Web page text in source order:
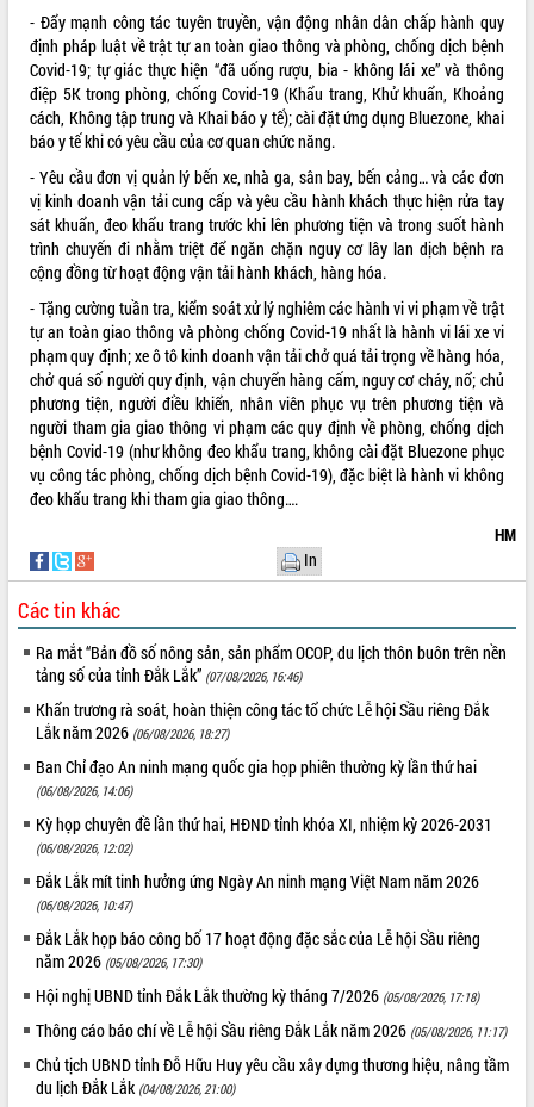
VIDEO
Không có file video nào để phát.
ALBUM ẢNH
LIÊN KẾT WEB
Hôm nay: 23494
Tất cả: 66036234
- Đẩy mạnh công tác tuyên truyền, vận động nhân dân chấp hành quy
định pháp luật về trật tự an toàn giao thông và phòng, chống dịch bệnh
Covid-19; tự giác thực hiện “đã uống rượu, bia - không lái xe” và thông
điệp 5K trong phòng, chống Covid-19 (Khẩu trang, Khử khuẩn, Khoảng
cách, Không tập trung và Khai báo y tế); cài đặt ứng dụng Bluezone, khai
báo y tế khi có yêu cầu của cơ quan chức năng.
- Yêu cầu đơn vị quản lý bến xe, nhà ga, sân bay, bến cảng… và các đơn
vị kinh doanh vận tải cung cấp và yêu cầu hành khách thực hiện rửa tay
sát khuẩn, đeo khẩu trang trước khi lên phương tiện và trong suốt hành
trình chuyến đi nhằm triệt để ngăn chặn nguy cơ lây lan dịch bệnh ra
cộng đồng từ hoạt động vận tải hành khách, hàng hóa.
- Tặng cường tuần tra, kiểm soát xử lý nghiêm các hành vi vi phạm về trật
tự an toàn giao thông và phòng chống Covid-19 nhất là hành vi lái xe vi
phạm quy định; xe ô tô kinh doanh vận tải chở quá tải trọng về hàng hóa,
chở quá số người quy định, vận chuyển hàng cấm, nguy cơ cháy, nổ; chủ
phương tiện, người điều khiển, nhân viên phục vụ trên phương tiện và
người tham gia giao thông vi phạm các quy định về phòng, chống dịch
bệnh Covid-19 (như không đeo khẩu trang, không cài đặt Bluezone phục
vụ công tác phòng, chống dịch bệnh Covid-19), đặc biệt là hành vi không
đeo khẩu trang khi tham gia giao thông….
HM
In
Các tin khác
Ra mắt “Bản đồ số nông sản, sản phẩm OCOP, du lịch thôn buôn trên nền
tảng số của tỉnh Đắk Lắk” (07/08/2026, 16:46)
Khẩn trương rà soát, hoàn thiện công tác tổ chức Lễ hội Sầu riêng Đắk
Lắk năm 2026 (06/08/2026, 18:27)
Ban Chỉ đạo An ninh mạng quốc gia họp phiên thường kỳ lần thứ hai
(06/08/2026, 14:06)
Kỳ họp chuyên đề lần thứ hai, HĐND tỉnh khóa XI, nhiệm kỳ 2026-2031
(06/08/2026, 12:02)
Đắk Lắk mít tinh hưởng ứng Ngày An ninh mạng Việt Nam năm 2026
(06/08/2026, 10:47)
Đắk Lắk họp báo công bố 17 hoạt động đặc sắc của Lễ hội Sầu riêng
năm 2026 (05/08/2026, 17:30)
Hội nghị UBND tỉnh Đắk Lắk thường kỳ tháng 7/2026 (05/08/2026, 17:18)
Thông cáo báo chí về Lễ hội Sầu riêng Đắk Lắk năm 2026 (05/08/2026, 11:17)
Chủ tịch UBND tỉnh Đỗ Hữu Huy yêu cầu xây dựng thương hiệu, nâng tầm
du lịch Đắk Lắk (04/08/2026, 21:00)